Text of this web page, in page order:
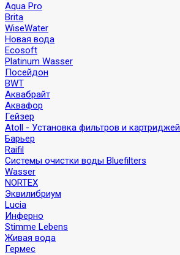
Aqua Pro
Brita
WiseWater
Новая вода
Ecosoft
Platinum Wasser
Посейдон
BWT
Аквабрайт
Аквафор
Гейзер
Atoll - Установка фильтров и картриджей
Барьер
Raifil
Системы очистки воды Bluefilters
Wasser
NORTEX
Эквилибриум
Lucia
Инферно
Stimme Lebens
Живая вода
Гермес